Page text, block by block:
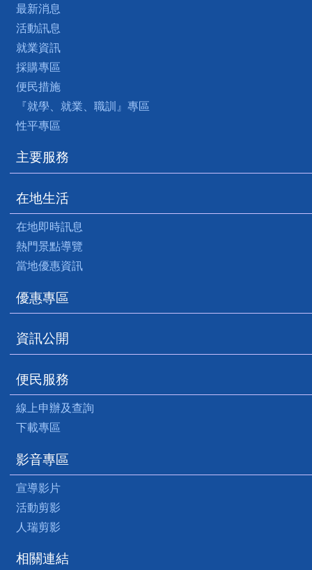
最新消息
活動訊息
就業資訊
採購專區
便民措施
『就學、就業、職訓』專區
性平專區
主要服務
在地生活
在地即時訊息
熱門景點導覽
當地優惠資訊
優惠專區
資訊公開
便民服務
線上申辦及查詢
下載專區
影音專區
宣導影片
活動剪影
人瑞剪影
相關連結